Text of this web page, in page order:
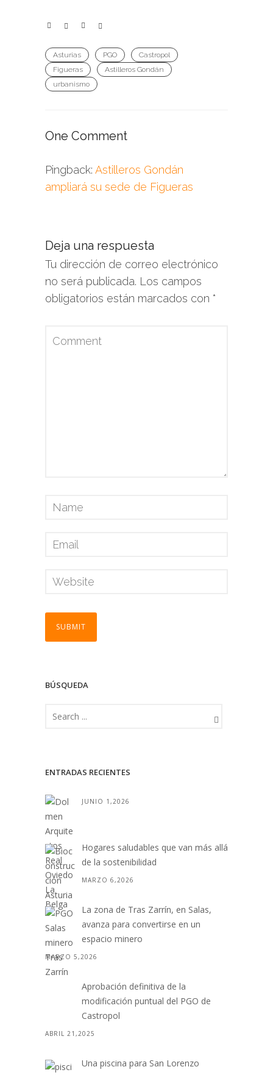
Asturias PGO
Castropol
Figueras
Astilleros Gondán
urbanismo
One Comment
Pingback: Astilleros Gondán
ampliará su sede de Figueras
Deja una respuesta
Tu dirección de correo electrónico
no será publicada. Los campos
obligatorios están marcados con *
BÚSQUEDA
ENTRADAS RECIENTES
JUNIO 1,2026
Hogares saludables que van más allá
de la sostenibilidad
MARZO 6,2026
La zona de Tras Zarrín, en Salas,
avanza para convertirse en un
espacio minero
MARZO 5,2026
Aprobación definitiva de la
modificación puntual del PGO de
Castropol
ABRIL 21,2025
Una piscina para San Lorenzo